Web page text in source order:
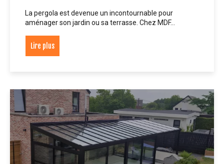
La pergola est devenue un incontournable pour
aménager son jardin ou sa terrasse. Chez MDF…
Lire plus